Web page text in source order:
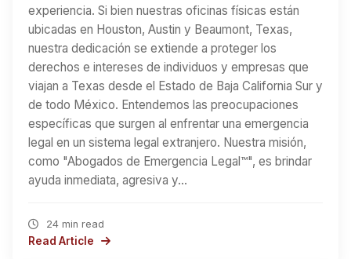
experiencia. Si bien nuestras oficinas físicas están
ubicadas en Houston, Austin y Beaumont, Texas,
nuestra dedicación se extiende a proteger los
derechos e intereses de individuos y empresas que
viajan a Texas desde el Estado de Baja California Sur y
de todo México. Entendemos las preocupaciones
específicas que surgen al enfrentar una emergencia
legal en un sistema legal extranjero. Nuestra misión,
como "Abogados de Emergencia Legal™", es brindar
ayuda inmediata, agresiva y…
24 min read
Read Article